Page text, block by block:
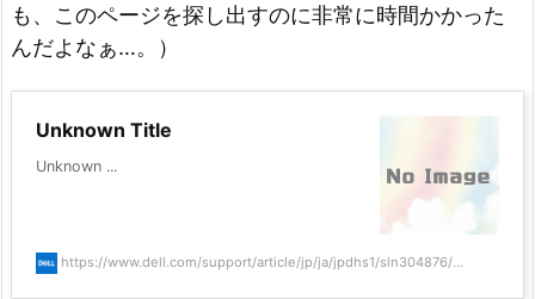
も、このページを探し出すのに非常に時間かかった
んだよなぁ…。）
Unknown Title
Unknown ...
https://www.dell.com/support/article/jp/ja/jpdhs1/sln304876/...